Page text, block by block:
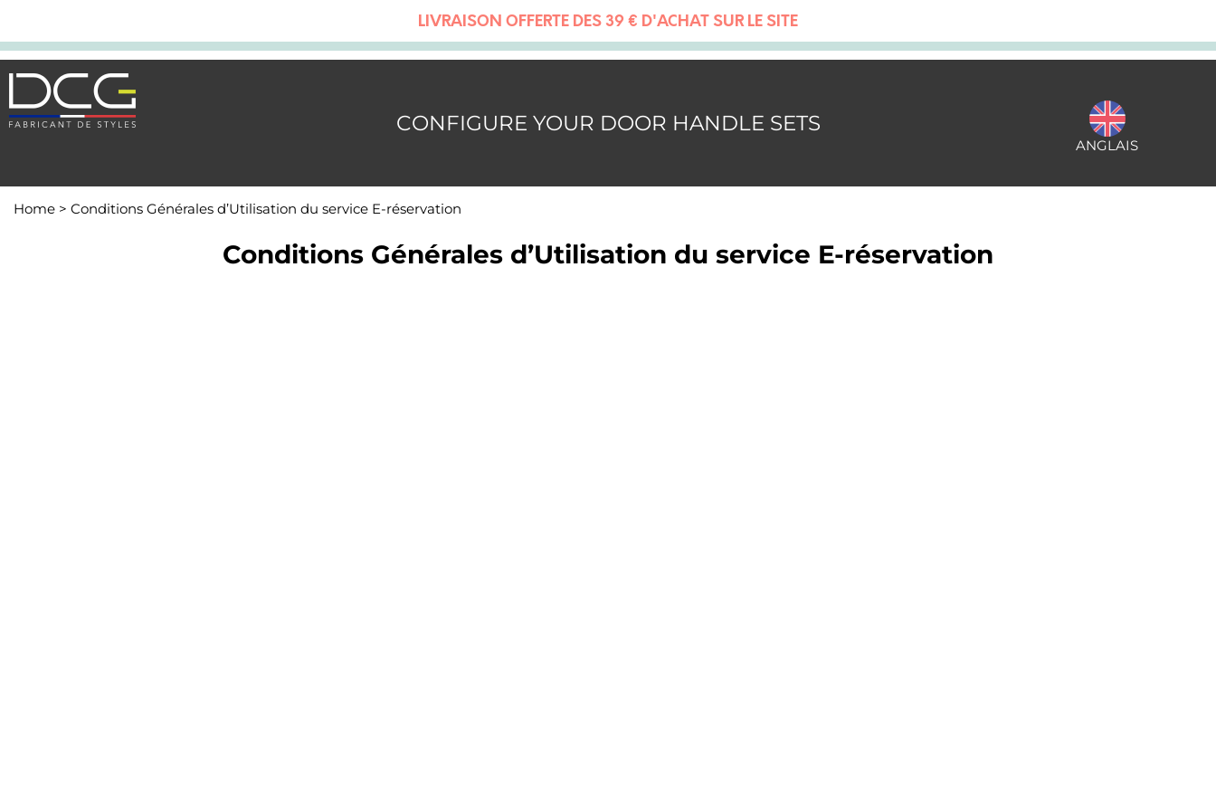
LIVRAISON OFFERTE DÈS 39 € D'ACHAT SUR LE SITE
CONFIGURE YOUR DOOR HANDLE SETS
ANGLAIS
Home > Conditions Générales d’Utilisation du service E-réservation
Conditions Générales d’Utilisation du service E-réservation